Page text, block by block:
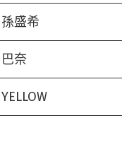
孫盛希
巴奈
YELLOW